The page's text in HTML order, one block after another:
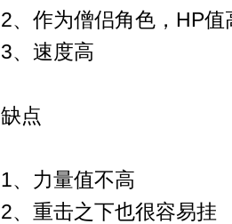
2、作为僧侣角色，HP值
3、速度高
缺点
1、力量值不高
2、重击之下也很容易挂